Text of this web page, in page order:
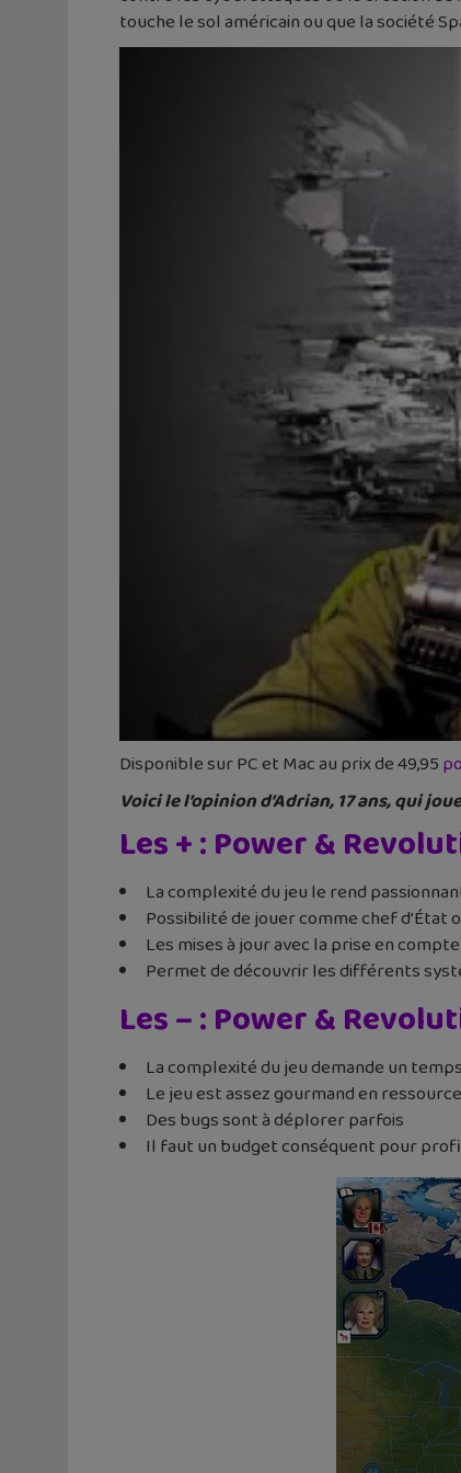
touche le sol américain ou que la société
Disponible sur PC et Mac au prix de 49,95
Voici le l’opinion d’Adrian, 17 ans, qui
Les + : Power &
La complexité du jeu le rend
Possibilité de jouer comme chef d’État
Les mises à jour avec la prise en
Permet de découvrir les différents
Les – : Power &
La complexité du jeu demande un
Le jeu est assez gourmand en
Des bugs sont à déplorer parfois
Il faut un budget conséquent pour